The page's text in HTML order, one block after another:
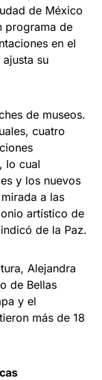
de México
programa de
en el
su
de museos.
cuatro
lo cual
y los nuevos
a las
artístico de
de la Paz.
Alejandra
de Bellas
y el
más de 18